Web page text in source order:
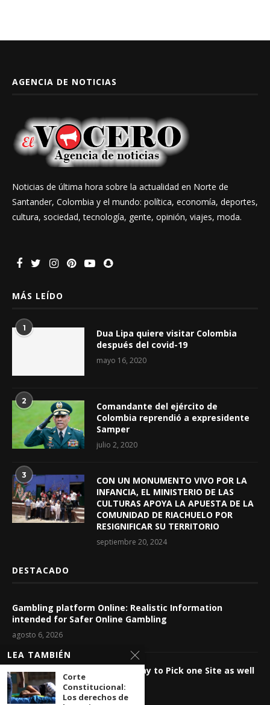
AGENCIA DE NOTICIAS
Noticias de última hora sobre la actualidad en Norte de
Santander, Colombia y el mundo: política, economía, deportes,
cultura, sociedad, tecnología, gente, opinión, viajes, moda.
MÁS LEÍDO
1
Dua Lipa quiere visitar Colombia
después del covid-19
mayo 16, 2020
2
Comandante del ejército de
Colombia reprendió a expresidente
Samper
julio 2, 2020
3
CON UN MONUMENTO VIVO POR LA
INFANCIA, EL MINISTERIO DE LAS
CULTURAS APOYA LA APUESTA DE LA
COMUNIDAD DE RIACHUELO POR
RESIGNIFICAR SU TERRITORIO
septiembre 20, 2024
DESTACADO
Gambling platform Online: Realistic Information
intended for Safer Online Gambling
agosto 6, 2026
Casino Internet-based: The way to Pick one Site as well
as Control Wagering Dangers
agosto 6, 2026
LEA TAMBIÉN
Corte
Constitucional:
Los derechos de